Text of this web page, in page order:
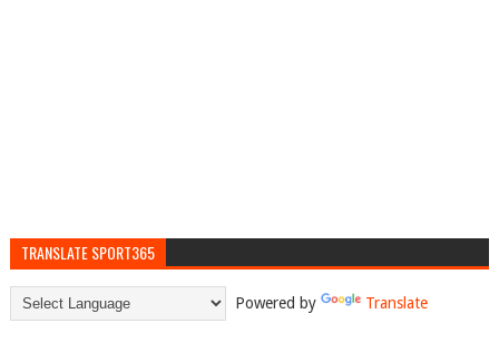
TRANSLATE SPORT365
Powered by Translate